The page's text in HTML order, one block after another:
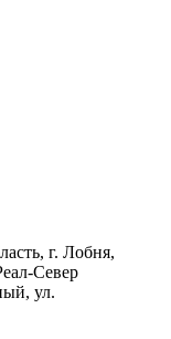
г. Лобня,
Север
ул.